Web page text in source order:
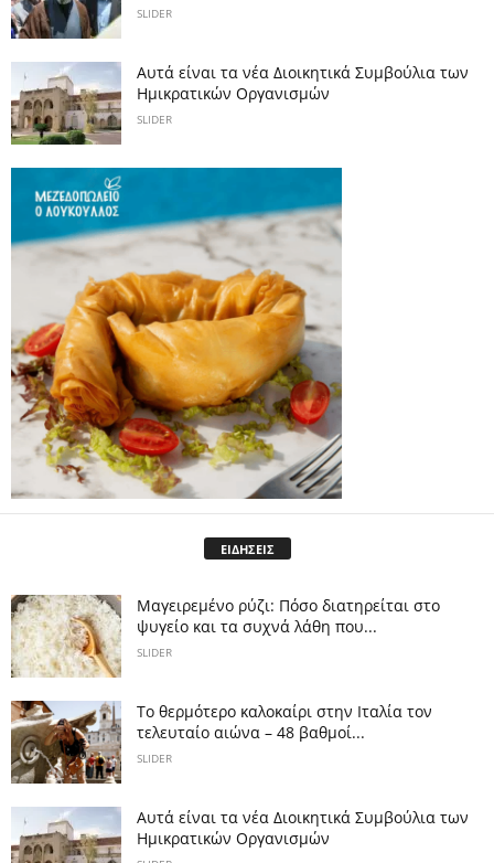
SLIDER
Αυτά είναι τα νέα Διοικητικά Συμβούλια των
Ημικρατικών Οργανισμών
SLIDER
ΕΙΔΗΣΕΙΣ
Μαγειρεμένο ρύζι: Πόσο διατηρείται στο
ψυγείο και τα συχνά λάθη που...
SLIDER
Το θερμότερο καλοκαίρι στην Ιταλία τον
τελευταίο αιώνα – 48 βαθμοί...
SLIDER
Αυτά είναι τα νέα Διοικητικά Συμβούλια των
Ημικρατικών Οργανισμών